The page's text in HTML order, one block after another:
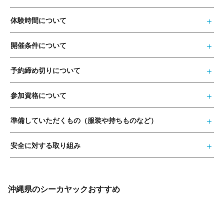
体験時間について
開催条件について
予約締め切りについて
参加資格について
準備していただくもの（服装や持ちものなど）
安全に対する取り組み
沖縄県のシーカヤックおすすめ